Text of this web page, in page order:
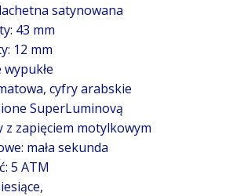
satynowana
43 mm
12 mm
wypukłe
cyfry arabskie
SuperLuminovą
z zapięciem motylkowym
mała sekunda
5 ATM